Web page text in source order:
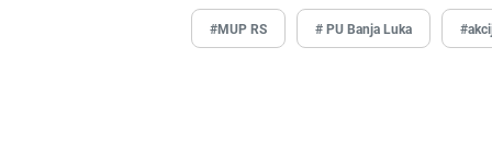
#MUP RS # PU Banja Luka